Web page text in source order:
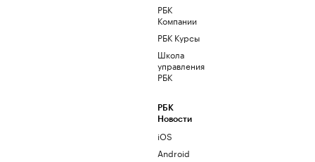
РБК
Компании
РБК Курсы
Школа
управления
РБК
РБК
Новости
iOS
Android